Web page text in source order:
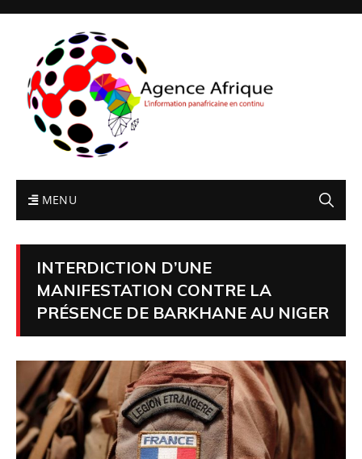
MENU
INTERDICTION D’UNE
MANIFESTATION CONTRE LA
PRÉSENCE DE BARKHANE AU NIGER